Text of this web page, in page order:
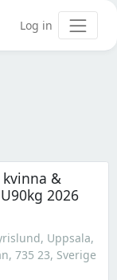
Log in
kvinna &
2026
Uppsala,
735 23, Sverige